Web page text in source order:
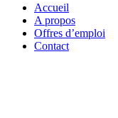
Accueil
A propos
Offres d’emploi
Contact